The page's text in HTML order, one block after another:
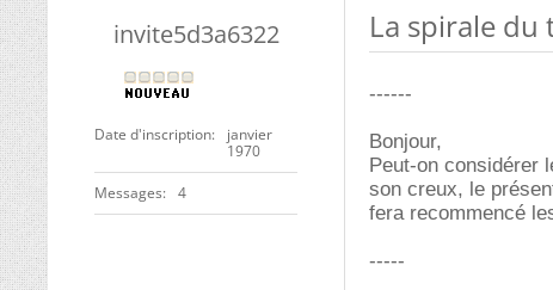
invite5d3a6322
Date d'inscription
janvier
1970
Messages 4
La spirale du
------
Bonjour,
Peut-on considérer
son creux, le
fera recommencé
-----